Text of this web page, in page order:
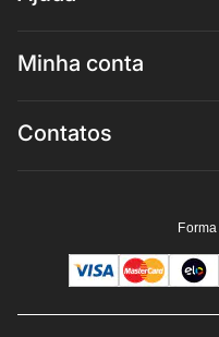
Minha conta
Contatos